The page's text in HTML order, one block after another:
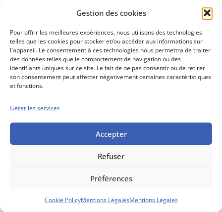
Gestion des cookies
Pour offrir les meilleures expériences, nous utilisons des technologies
telles que les cookies pour stocker et/ou accéder aux informations sur
l'appareil. Le consentement à ces technologies nous permettra de traiter
des données telles que le comportement de navigation ou des
identifiants uniques sur ce site. Le fait de ne pas consentir ou de retirer
son consentement peut affecter négativement certaines caractéristiques
et fonctions.
Gérer les services
Accepter
Refuser
Préférences
Cookie PolicyMentions LégalesMentions Légales
Contenu abonnés
Conseils boursiers depuis 1952
Propos Utiles est
Conditions générales de vente